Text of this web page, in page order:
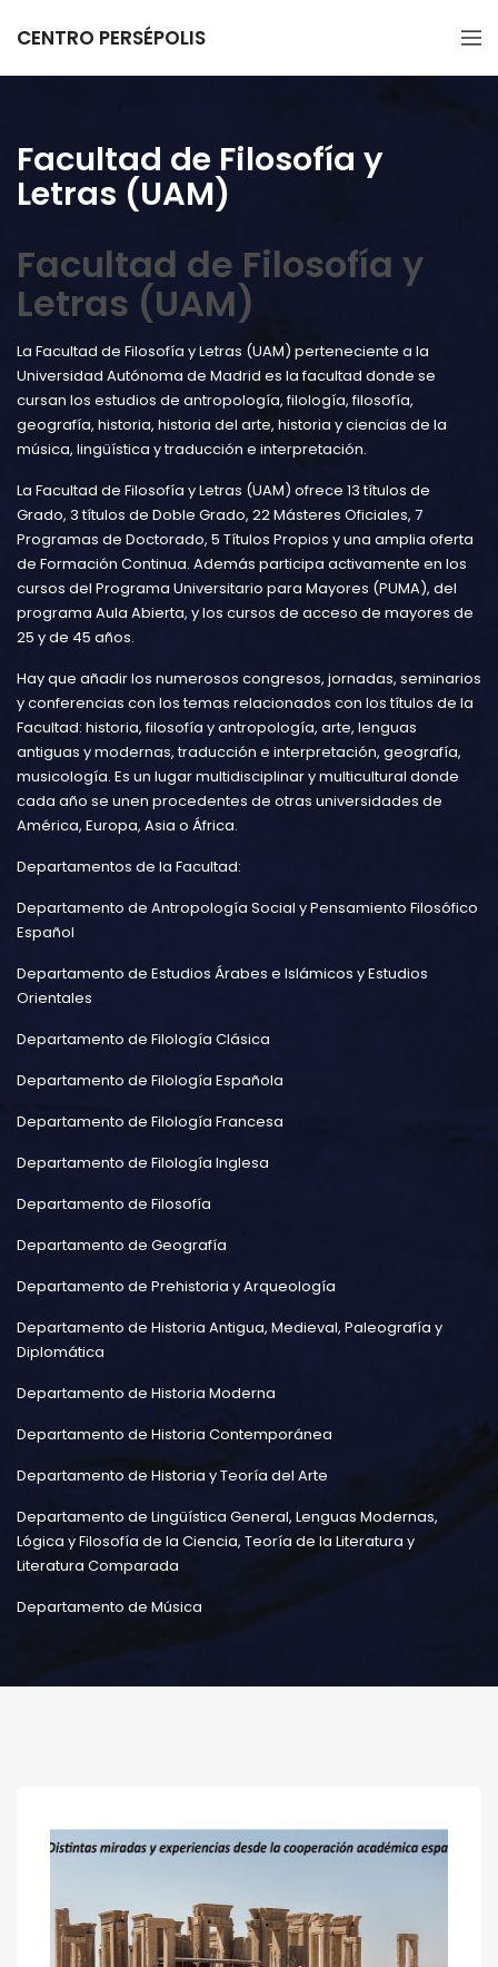
CENTRO PERSÉPOLIS
Facultad de Filosofía y
Letras (UAM)
Facultad de Filosofía y
Letras (UAM)
La Facultad de Filosofía y Letras (UAM) perteneciente a la
Universidad Autónoma de Madrid es la facultad donde se
cursan los estudios de antropología, filología, filosofía,
geografía, historia, historia del arte, historia y ciencias de la
música, lingüística y traducción e interpretación.
La Facultad de Filosofía y Letras (UAM) ofrece 13 títulos de
Grado, 3 títulos de Doble Grado, 22 Másteres Oficiales, 7
Programas de Doctorado, 5 Títulos Propios y una amplia oferta
de Formación Continua. Además participa activamente en los
cursos del Programa Universitario para Mayores (PUMA), del
programa Aula Abierta, y los cursos de acceso de mayores de
25 y de 45 años.
Hay que añadir los numerosos congresos, jornadas, seminarios
y conferencias con los temas relacionados con los títulos de la
Facultad: historia, filosofía y antropología, arte, lenguas
antiguas y modernas, traducción e interpretación, geografía,
musicología. Es un lugar multidisciplinar y multicultural donde
cada año se unen procedentes de otras universidades de
América, Europa, Asia o África.
Departamentos de la Facultad:
Departamento de Antropología Social y Pensamiento Filosófico
Español
Departamento de Estudios Árabes e Islámicos y Estudios
Orientales
Departamento de Filología Clásica
Departamento de Filología Española
Departamento de Filología Francesa
Departamento de Filología Inglesa
Departamento de Filosofía
Departamento de Geografía
Departamento de Prehistoria y Arqueología
Departamento de Historia Antigua, Medieval, Paleografía y
Diplomática
Departamento de Historia Moderna
Departamento de Historia Contemporánea
Departamento de Historia y Teoría del Arte
Departamento de Lingüística General, Lenguas Modernas,
Lógica y Filosofía de la Ciencia, Teoría de la Literatura y
Literatura Comparada
Departamento de Música